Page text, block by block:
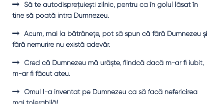
Să te autodispreţuieşti zilnic, pentru ca în golul lăsat în
tine să poată intra Dumnezeu.
Acum, mai la bătrâneţe, pot să spun că fără Dumnezeu şi
fără nemurire nu există adevăr.
Cred că Dumnezeu mă urăşte, fiindcă dacă m-ar fi iubit,
m-ar fi făcut ateu.
Omul l-a inventat pe Dumnezeu ca să facă nefericirea